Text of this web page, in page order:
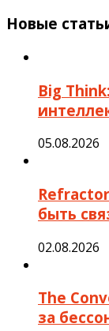
Новые
Big
05.08.2026
быть
02.08.2026
The
за